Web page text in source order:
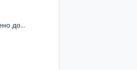
Рахунок-фактура коли призупинено договір